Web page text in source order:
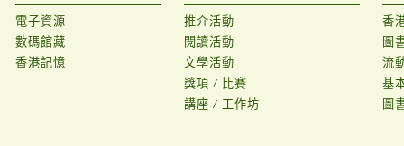
電子資源
數碼館藏
香港記憶
推介活動
閱讀活動
文學活動
獎項 / 比賽
講座 / 工作坊
香
圖
流
基
圖